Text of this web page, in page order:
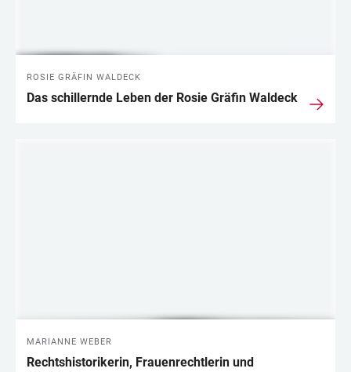
ROSIE GRÄFIN WALDECK
Das schillernde Leben der Rosie Gräfin Waldeck
MARIANNE WEBER
Rechtshistorikerin, Frauenrechtlerin und